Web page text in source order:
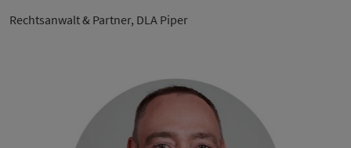
Rechtsanwalt & Partner, DLA Piper